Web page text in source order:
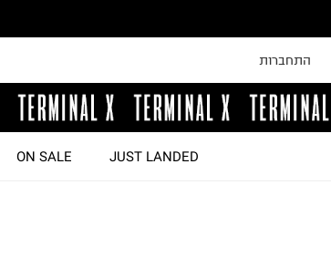
התחברות
JUST LANDED
ON SALE